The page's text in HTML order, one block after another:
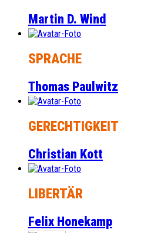
Martin D. Wind
SPRACHE
Thomas Paulwitz
GERECHTIGKEIT
Christian Kott
LIBERTÄR
Felix Honekamp